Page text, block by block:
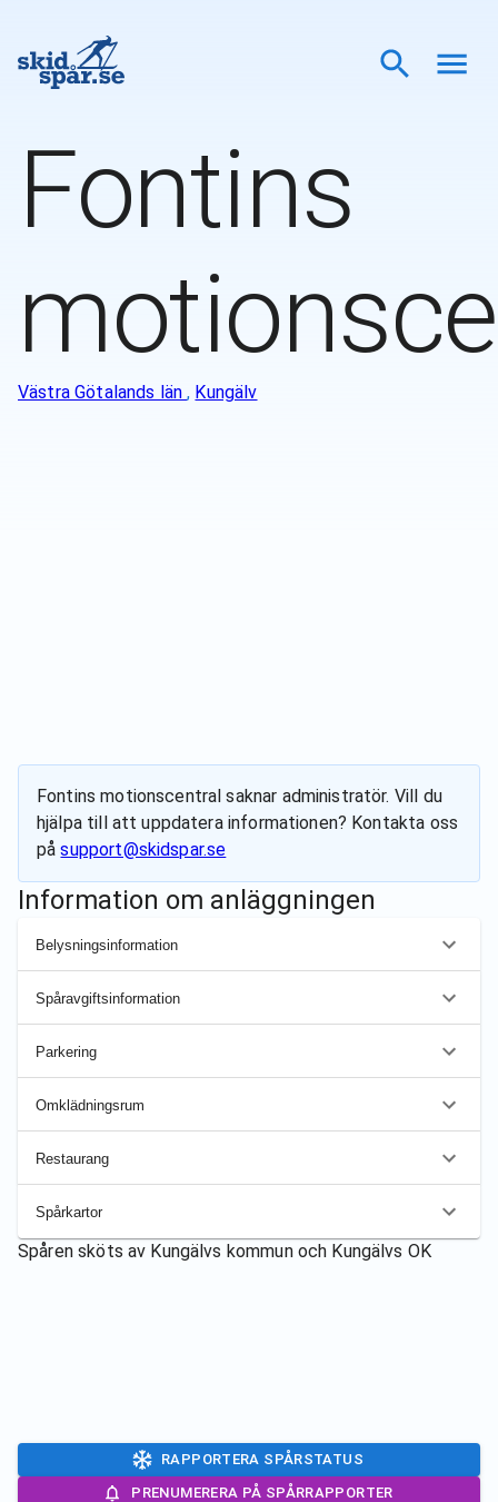
Fontins
Västra Götalands län, Kungälv
Fontins motionscentral saknar administratör. Vill du
hjälpa till att uppdatera informationen? Kontakta oss
på support@skidspar.se
Information om anläggningen
Belysningsinformation
Spåravgiftsinformation
Parkering
Omklädningsrum
Restaurang
Spårkartor
Spåren sköts av Kungälvs kommun och Kungälvs OK
RAPPORTERA SPÅRSTATUS
PRENUMERERA PÅ SPÅRRAPPORTER